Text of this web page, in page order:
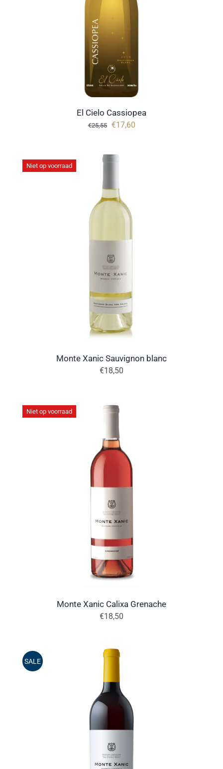
El Cielo Cassiopea
€25,55
Oorspronkelijke
was:
€17,60Huidige
Niet op voorraad
Monte Xanic Sauvignon blanc
€18,50
Niet op voorraad
Monte Xanic Calixa Grenache
€18,50
SALE